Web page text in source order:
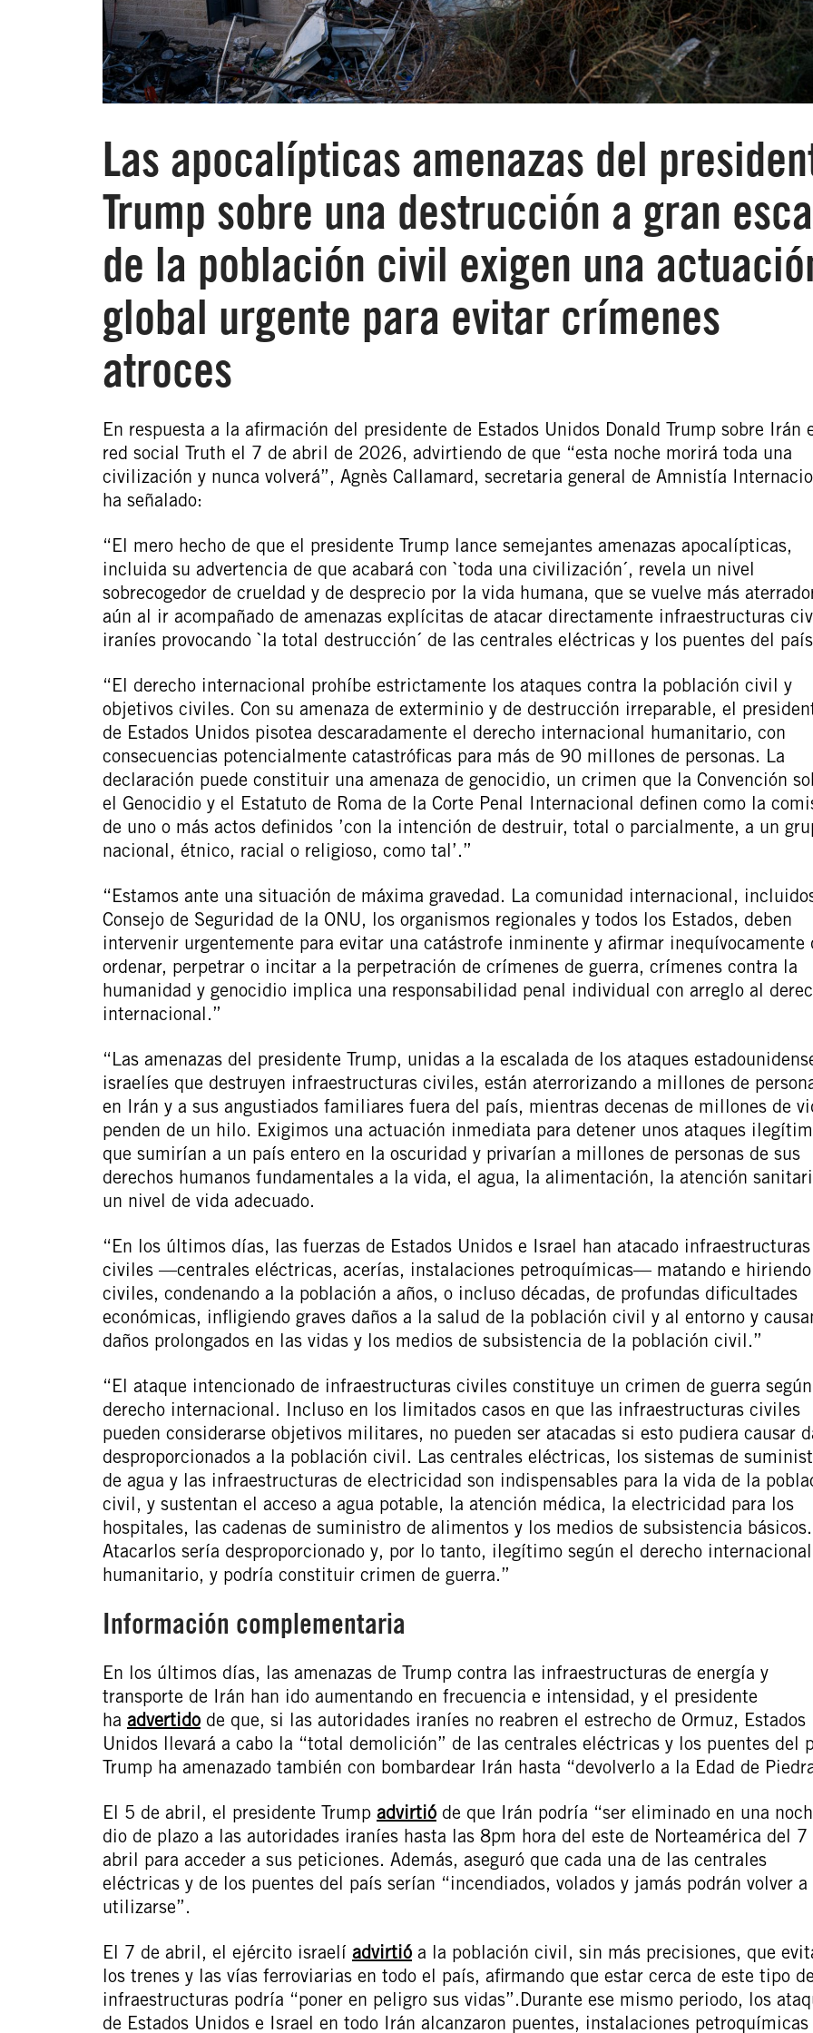
Las apocalípticas amenazas del
Trump sobre una destrucción a gran
de la población civil exigen una
global urgente para evitar crímenes
atroces
En respuesta a la afirmación del presidente de Estados Unidos Donald Trump sobre Irán
red social Truth el 7 de abril de 2026, advirtiendo de que “esta noche morirá toda una
civilización y nunca volverá”, Agnès Callamard, secretaria general de Amnistía
ha señalado:
“El mero hecho de que el presidente Trump lance semejantes amenazas apocalípticas,
incluida su advertencia de que acabará con `toda una civilización´, revela un nivel
sobrecogedor de crueldad y de desprecio por la vida humana, que se vuelve más
aún al ir acompañado de amenazas explícitas de atacar directamente infraestructuras
iraníes provocando `la total destrucción´ de las centrales eléctricas y los puentes del
“El derecho internacional prohíbe estrictamente los ataques contra la población civil y
objetivos civiles. Con su amenaza de exterminio y de destrucción irreparable, el
de Estados Unidos pisotea descaradamente el derecho internacional humanitario, con
consecuencias potencialmente catastróficas para más de 90 millones de personas. La
declaración puede constituir una amenaza de genocidio, un crimen que la Convención
el Genocidio y el Estatuto de Roma de la Corte Penal Internacional definen como la
de uno o más actos definidos ’con la intención de destruir, total o parcialmente, a un
nacional, étnico, racial o religioso, como tal’.”
“Estamos ante una situación de máxima gravedad. La comunidad internacional,
Consejo de Seguridad de la ONU, los organismos regionales y todos los Estados, deben
intervenir urgentemente para evitar una catástrofe inminente y afirmar inequívocamente
ordenar, perpetrar o incitar a la perpetración de crímenes de guerra, crímenes contra la
humanidad y genocidio implica una responsabilidad penal individual con arreglo al
internacional.”
“Las amenazas del presidente Trump, unidas a la escalada de los ataques
israelíes que destruyen infraestructuras civiles, están aterrorizando a millones de
en Irán y a sus angustiados familiares fuera del país, mientras decenas de millones de
penden de un hilo. Exigimos una actuación inmediata para detener unos ataques
que sumirían a un país entero en la oscuridad y privarían a millones de personas de sus
derechos humanos fundamentales a la vida, el agua, la alimentación, la atención
un nivel de vida adecuado.
“En los últimos días, las fuerzas de Estados Unidos e Israel han atacado infraestructuras
civiles —centrales eléctricas, acerías, instalaciones petroquímicas— matando e hiriendo
civiles, condenando a la población a años, o incluso décadas, de profundas dificultades
económicas, infligiendo graves daños a la salud de la población civil y al entorno y
daños prolongados en las vidas y los medios de subsistencia de la población civil.”
“El ataque intencionado de infraestructuras civiles constituye un crimen de guerra
derecho internacional. Incluso en los limitados casos en que las infraestructuras civiles
pueden considerarse objetivos militares, no pueden ser atacadas si esto pudiera causar
desproporcionados a la población civil. Las centrales eléctricas, los sistemas de
de agua y las infraestructuras de electricidad son indispensables para la vida de la
civil, y sustentan el acceso a agua potable, la atención médica, la electricidad para los
hospitales, las cadenas de suministro de alimentos y los medios de subsistencia básicos.
Atacarlos sería desproporcionado y, por lo tanto, ilegítimo según el derecho internacional
humanitario, y podría constituir crimen de guerra.”
Información complementaria
En los últimos días, las amenazas de Trump contra las infraestructuras de energía y
transporte de Irán han ido aumentando en frecuencia e intensidad, y el presidente
ha advertido de que, si las autoridades iraníes no reabren el estrecho de Ormuz, Estados
Unidos llevará a cabo la “total demolición” de las centrales eléctricas y los puentes del
Trump ha amenazado también con bombardear Irán hasta “devolverlo a la Edad de
El 5 de abril, el presidente Trump advirtió de que Irán podría “ser eliminado en una
dio de plazo a las autoridades iraníes hasta las 8pm hora del este de Norteamérica del 7
abril para acceder a sus peticiones. Además, aseguró que cada una de las centrales
eléctricas y de los puentes del país serían “incendiados, volados y jamás podrán volver a
utilizarse”.
El 7 de abril, el ejército israelí advirtió a la población civil, sin más precisiones, que
los trenes y las vías ferroviarias en todo el país, afirmando que estar cerca de este tipo de
infraestructuras podría “poner en peligro sus vidas”.Durante ese mismo periodo, los
de Estados Unidos e Israel en todo Irán alcanzaron puentes, instalaciones petroquímicas